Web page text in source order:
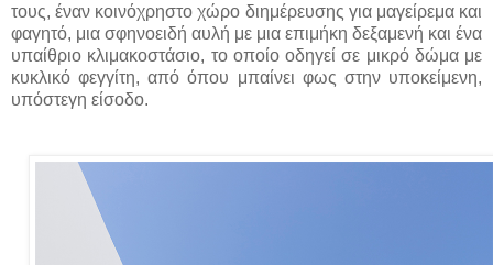
τους, έναν κοινόχρηστο χώρο διημέρευσης για μαγείρεμα και
φαγητό, μια σφηνοειδή αυλή με μια επιμήκη δεξαμενή και ένα
υπαίθριο κλιμακοστάσιο, το οποίο οδηγεί σε μικρό δώμα με
κυκλικό φεγγίτη, από όπου μπαίνει φως στην υποκείμενη,
υπόστεγη είσοδο.